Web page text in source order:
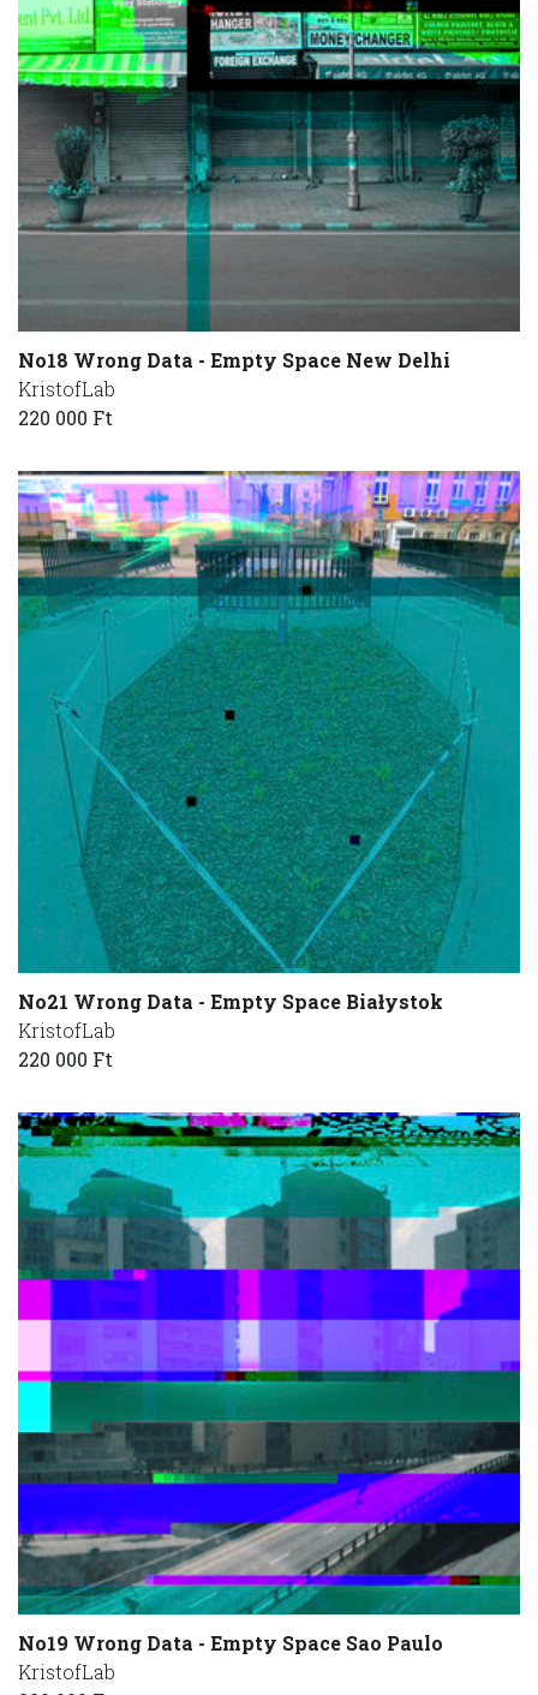
No18 Wrong Data - Empty Space New Delhi
KristofLab
220 000 Ft
No21 Wrong Data - Empty Space Białystok
KristofLab
220 000 Ft
No19 Wrong Data - Empty Space Sao Paulo
KristofLab